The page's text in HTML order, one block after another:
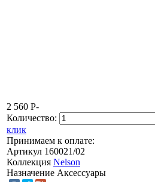
2 560 P-
Количество:
клик
Принимаем к оплате:
Артикул 160021/02
Коллекция Nelson
Назначение Аксессуары